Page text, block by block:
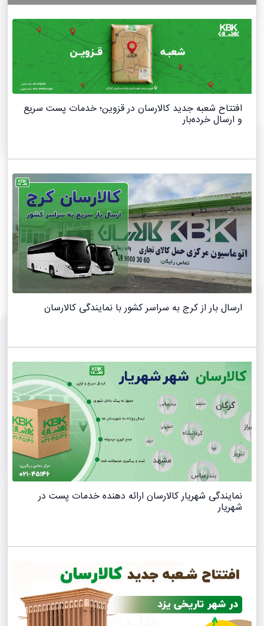
افتتاح شعبه جدید کالارسان در قزوین؛ خدمات پست سریع
و ارسال خرده‌بار
ارسال بار از کرج به سراسر کشور با نمایندگی کالارسان
نمایندگی شهریار کالارسان ارائه دهنده خدمات پست در
شهریار